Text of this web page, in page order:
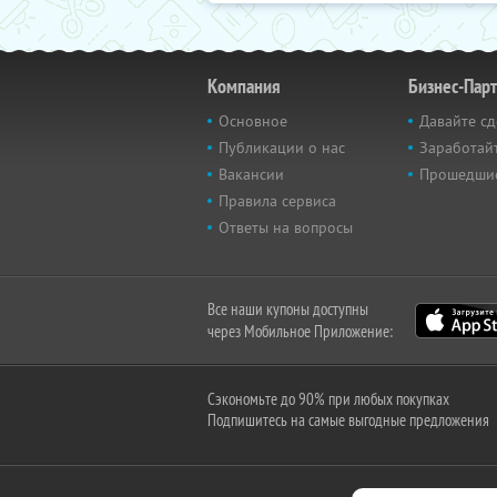
Компания
Основное
Публикации о нас
Вакансии
Правила сервиса
Ответы на вопросы
Бизнес-
Давайте
Все наши купоны доступны
через Мобильное Приложение:
Сэкономьте до 90% при любых покупках
Подпишитесь на самые выгодные предложения